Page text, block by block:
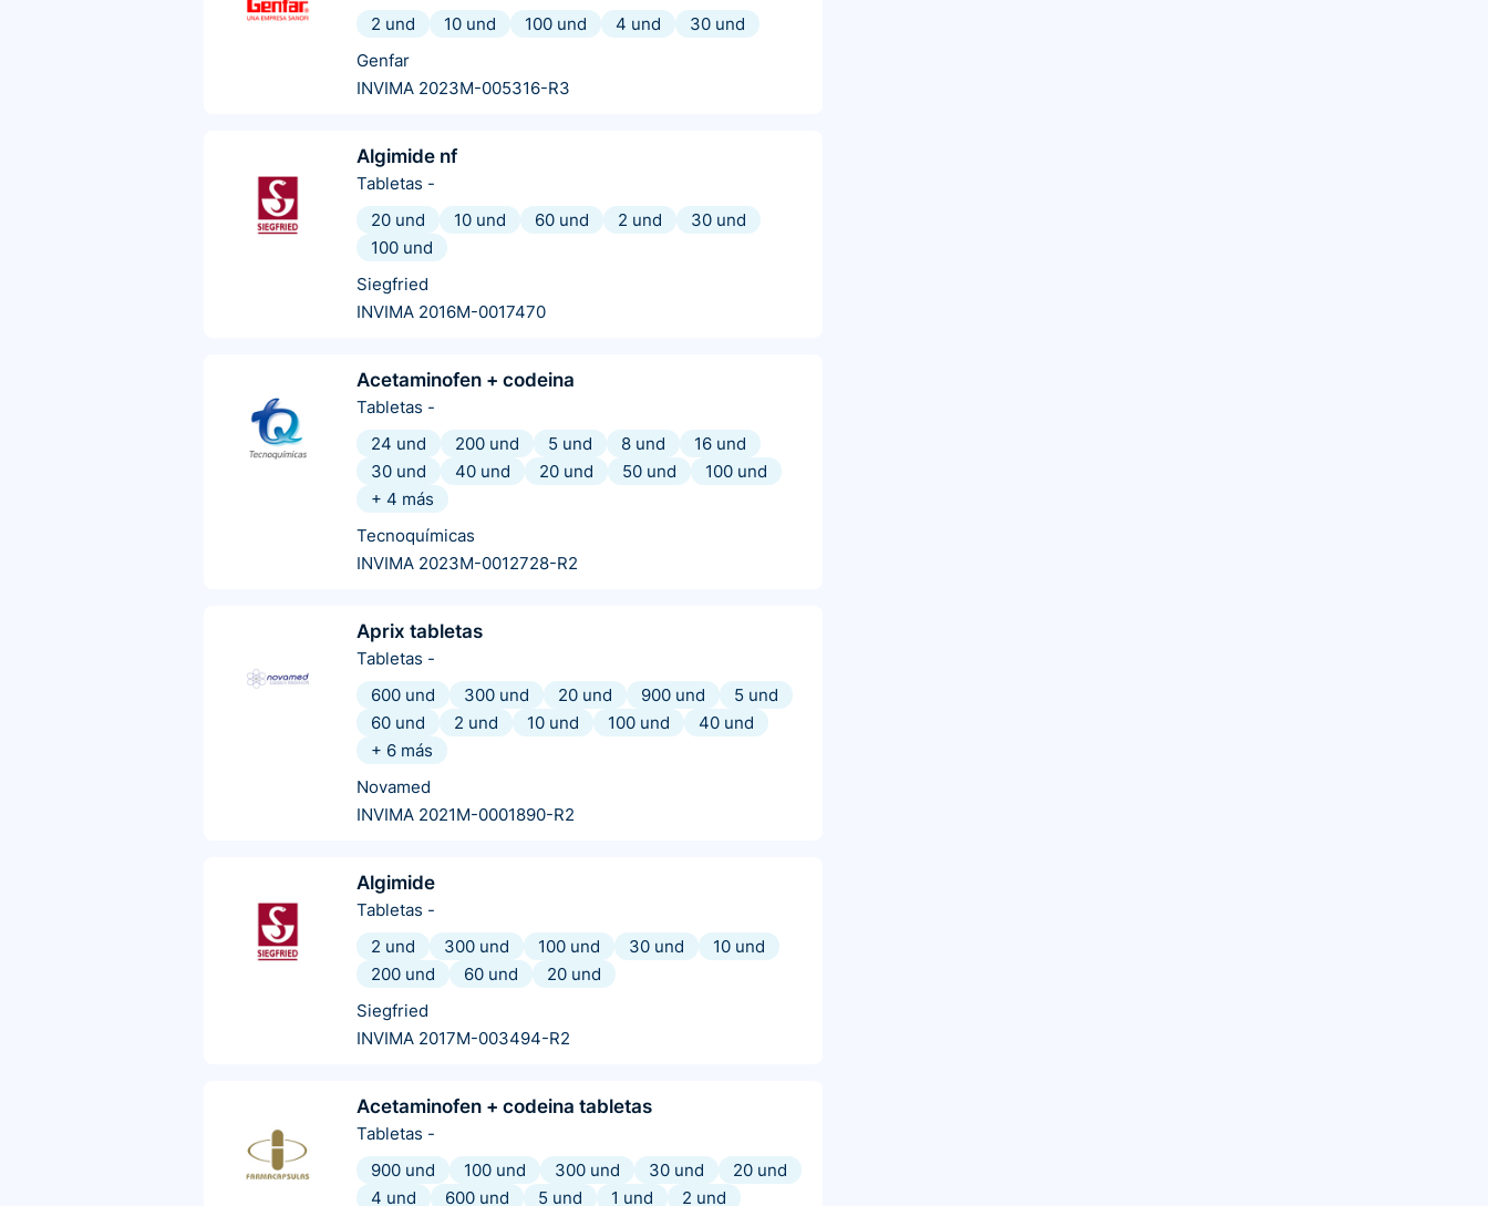
2 und
10 und 100 und 4 und
30 und
Genfar
INVIMA 2023M-005316-R3
Algimide nf
Tabletas -
20 und
10 und 60 und 2 und
30 und
100 und
Siegfried
INVIMA 2016M-0017470
Acetaminofen + codeina
Tabletas -
24 und
200 und 5 und 8 und
16 und
30 und
40 und 20 und 50 und
100 und
+ 4 más
Tecnoquímicas
INVIMA 2023M-0012728-R2
Aprix tabletas
Tabletas -
600 und
300 und 20 und 900 und
5 und
60 und
2 und 10 und 100 und
40 und
+ 6 más
Novamed
INVIMA 2021M-0001890-R2
Algimide
Tabletas -
2 und
300 und 100 und 30 und
10 und
200 und
60 und
20 und
Siegfried
INVIMA 2017M-003494-R2
Acetaminofen + codeina tabletas
Tabletas -
900 und
100 und 300 und 30 und
20 und
4 und
600 und 5 und 1 und
2 und